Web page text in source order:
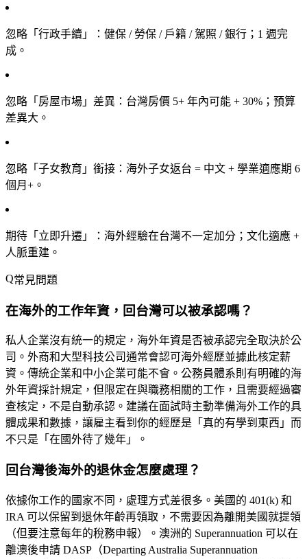
忽略「行政手續」
：健保 / 勞保 / 戶籍 / 駕照 / 銀行；1 週完
成。
忽略「房屋市場」差異 ：台灣房價 5+ 年內可能 + 30%；預算
差異大。
忽略「子女教育」銜接 ：海外子女返台 = 中文 + 學業適應期 6
個月+。
期待「立即升遷」
：海外經驗在台灣不一定加分；文化適應 +
人脈重建。
常見問題
在海外的工作年資，回台灣可以被承認嗎？
私人企業沒有統一的規定，海外年資是否被承認完全取決於公
司。外商和大型科技公司通常會認可海外經歷並據此核定薪
資。傳統企業和中小企業可能不會。公務員體系則有明確的海
外年資採計規定，但限定在與職務相關的工作，且需要經過審
查核定，不是自動承認。建議在面試時主動準備海外工作的具
體成果和數據，讓雇主看到你的經歷是「真的有學到東西」而
不只是「在國外待了幾年」。
回台灣後海外的退休金怎麼處理？
依據你工作的國家不同，處理方式差很多。美國的 401(k) 和
IRA 可以保留到退休年齡再領取，不需要因為離開美國就提領
（但要注意每年的稅務申報）。澳洲的 Superannuation 可以在
離澳後申請 DASP（Departing Australia Superannuation